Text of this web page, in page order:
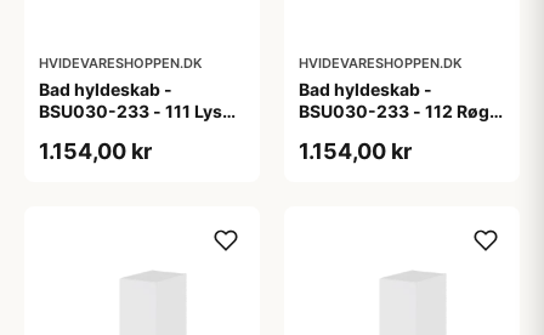
HVIDEVARESHOPPEN.DK
Bad hyldeskab -
BSU030-233 - 111 Lys
1.154,00 kr
HVIDEVARESHOPPEN.DK
Bad hyldeskab -
BSU030-233 - 112 Røget
1.154,00 kr